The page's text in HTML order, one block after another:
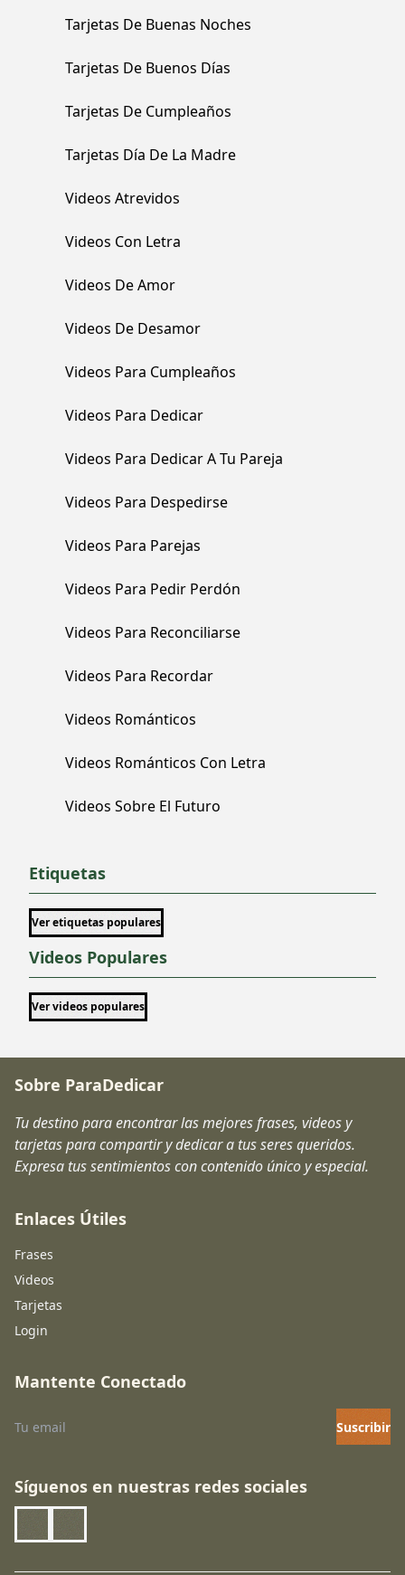
Tarjetas De Buenas Noches
Tarjetas De Buenos Días
Tarjetas De Cumpleaños
Tarjetas Día De La Madre
Videos Atrevidos
Videos Con Letra
Videos De Amor
Videos De Desamor
Videos Para Cumpleaños
Videos Para Dedicar
Videos Para Dedicar A Tu Pareja
Videos Para Despedirse
Videos Para Parejas
Videos Para Pedir Perdón
Videos Para Reconciliarse
Videos Para Recordar
Videos Románticos
Videos Románticos Con Letra
Videos Sobre El Futuro
Etiquetas
Ver etiquetas populares
Videos Populares
Ver videos populares
Sobre ParaDedicar
Tu destino para encontrar las mejores frases, videos y
tarjetas para compartir y dedicar a tus seres queridos.
Expresa tus sentimientos con contenido único y especial.
Enlaces Útiles
Frases
Videos
Tarjetas
Login
Mantente Conectado
Suscribir
Síguenos en nuestras redes sociales